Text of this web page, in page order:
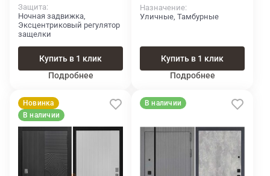
Защита
Ночная задвижка,
Эксцентриковый регулятор
защелки
Купить в 1 клик
Подробнее
Назначение
Уличные, Тамбурные
Купить в 1 клик
Подробнее
Новинка
В наличии
В наличии